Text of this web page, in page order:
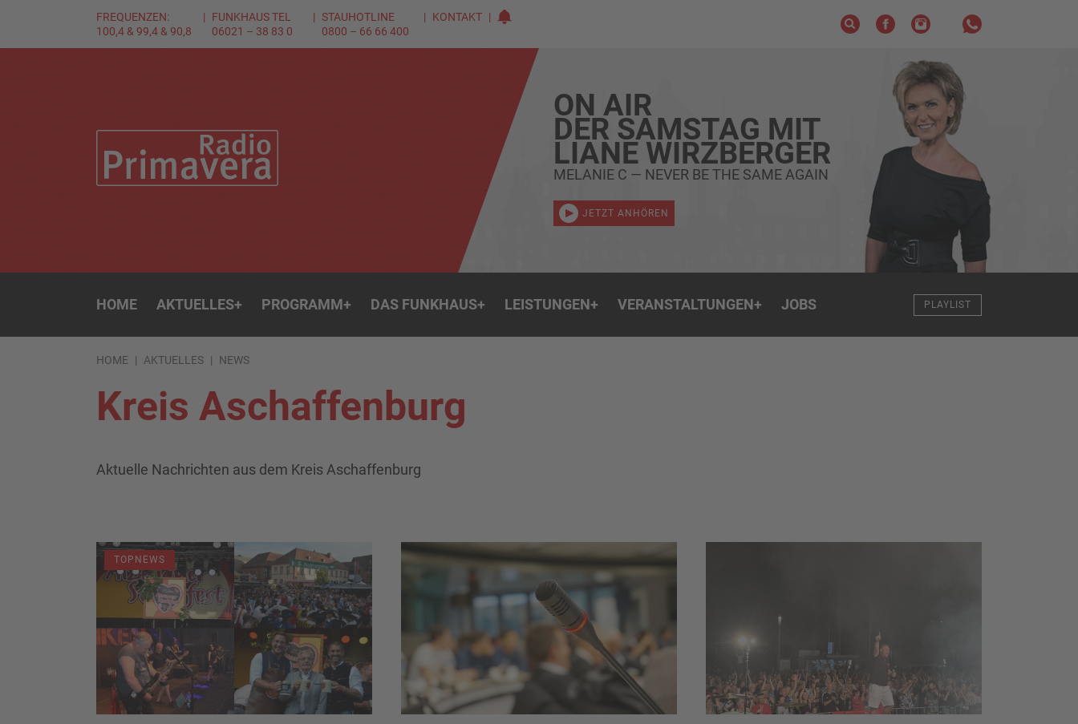
FREQUENZEN:
100,4 & 99,4 & 90,8
FUNKHAUS TEL
06021 – 38 83 0
STAUHOTLINE
0800 – 66 66 400
KONTAKT
ON AIR
DER SAMSTAG MIT
LIANE WIRZBERGER
MELANIE C — NEVER BE THE SAME AGAIN
JETZT ANHÖREN
HOME AKTUELLES+ PROGRAMM+ DAS FUNKHAUS+ LEISTUNGEN+ VERANSTALTUNGEN+ JOBS PLAYLIST
HOME AKTUELLES NEWS
Kreis Aschaffenburg
Aktuelle Nachrichten aus dem Kreis Aschaffenburg
TOPNEWS